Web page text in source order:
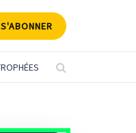
S'ABONNER